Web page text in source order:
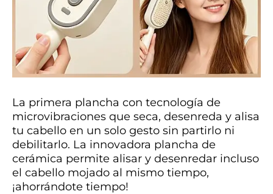
La primera plancha con tecnología de
microvibraciones que seca, desenreda y alisa
tu cabello en un solo gesto sin partirlo ni
debilitarlo. La innovadora plancha de
cerámica permite alisar y desenredar incluso
el cabello mojado al mismo tiempo,
¡ahorrándote tiempo!